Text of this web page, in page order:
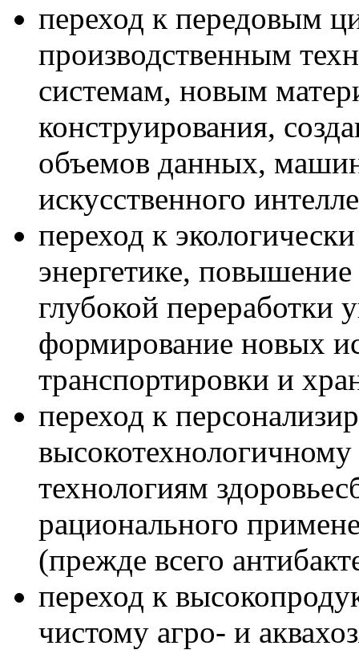
переход к передовым
производственным
системам, новым
конструирования,
объемов данных,
искусственного
переход к
энергетике,
глубокой переработки
формирование новых
транспортировки и
переход к
технологиям
рационального
(прежде всего
переход к
чистому агро- и